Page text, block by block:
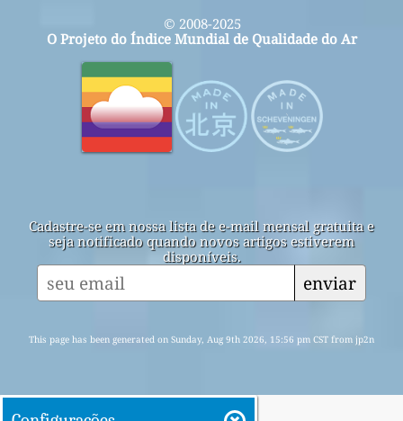
© 2008-2025
O Projeto do Índice Mundial de Qualidade do Ar
Cadastre-se em nossa lista de e-mail mensal gratuita e
seja notificado quando novos artigos estiverem
disponíveis.
enviar
This page has been generated on Sunday, Aug 9th 2026, 15:56 pm CST from jp2n